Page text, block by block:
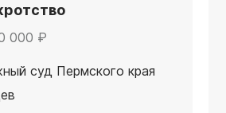
000 ₽
суд Пермского края